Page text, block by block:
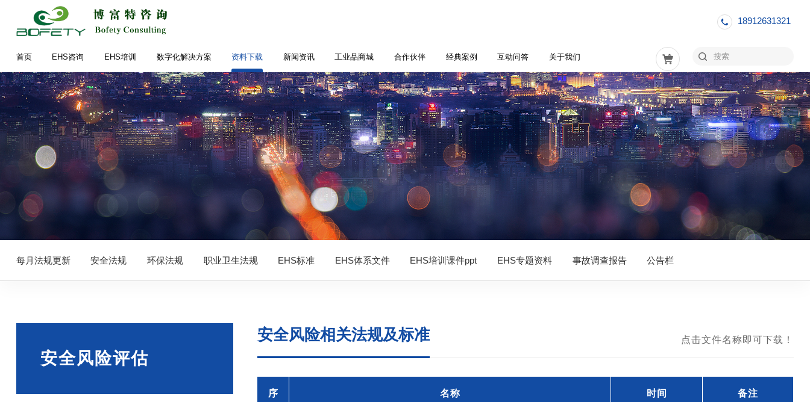
18912631321
首页 EHS咨询 EHS培训 数字化解决方案 资料下载 新闻资讯 工业品商城 合作伙伴 经典案例 互动问答 关于我们
每月法规更新 安全法规 环保法规 职业卫生法规 EHS标准 EHS体系文件 EHS培训课件ppt EHS专题资料 事故调查报告 公告栏
安全风险评估
安全风险相关法规及标准 点击文件名称即可下载！
序
名称 时间 备注